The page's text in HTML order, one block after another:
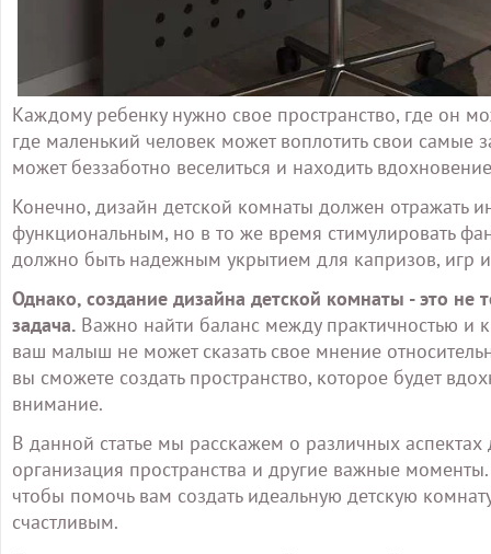
Каждому ребенку нужно свое пространство, где он
где маленький человек может воплотить свои самые
может беззаботно веселиться и находить
Конечно, дизайн детской комнаты должен отражать
функциональным, но в то же время стимулировать
должно быть надежным укрытием для капризов, игр
Однако, создание дизайна детской комнаты - это не
задача. Важно найти баланс между практичностью и
ваш малыш не может сказать свое мнение
вы сможете создать пространство, которое будет
внимание.
В данной статье мы расскажем о различных
организация пространства и другие важные
чтобы помочь вам создать идеальную детскую
счастливым.